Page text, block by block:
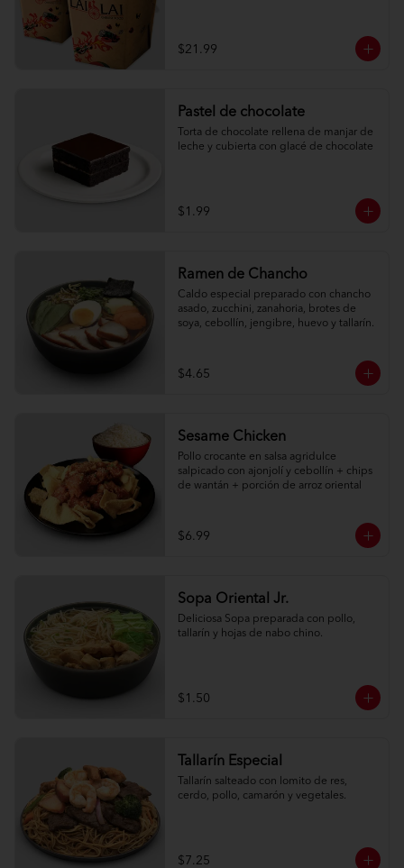
$21.99
Pastel de chocolate
Torta de chocolate rellena de manjar de
leche y cubierta con glacé de chocolate
$1.99
Ramen de Chancho
Caldo especial preparado con chancho
asado, zucchini, zanahoria, brotes de
soya, cebollín, jengibre, huevo y tallarín.
$4.65
Sesame Chicken
Pollo crocante en salsa agridulce
salpicado con ajonjolí y cebollín + chips
de wantán + porción de arroz oriental
$6.99
Sopa Oriental Jr.
Deliciosa Sopa preparada con pollo,
tallarín y hojas de nabo chino.
$1.50
Tallarín Especial
Tallarín salteado con lomito de res,
cerdo, pollo, camarón y vegetales.
$7.25